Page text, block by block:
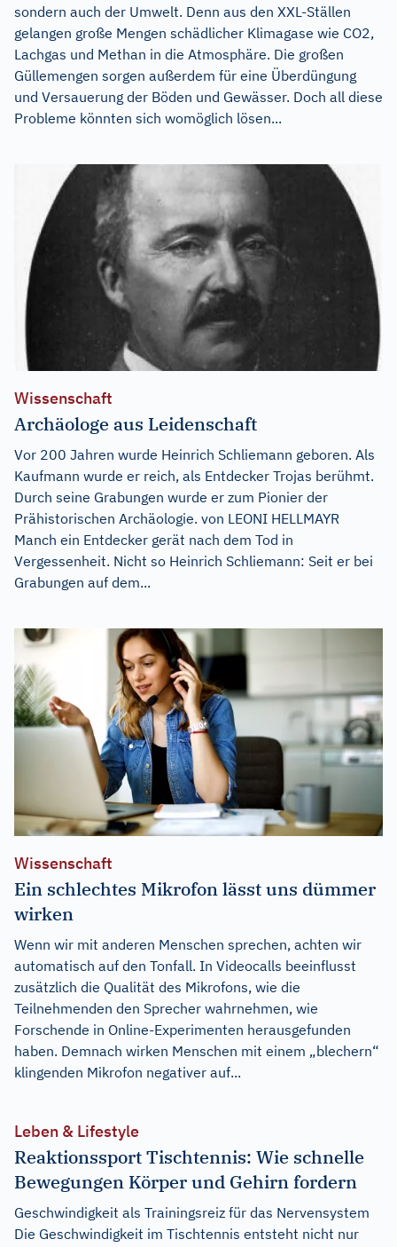
sondern auch der Umwelt. Denn aus den XXL-Ställen
gelangen große Mengen schädlicher Klimagase wie CO2,
Lachgas und Methan in die Atmosphäre. Die großen
Güllemengen sorgen außerdem für eine Überdüngung
und Versauerung der Böden und Gewässer. Doch all diese
Probleme könnten sich womöglich lösen...
Wissenschaft
Archäologe aus Leidenschaft
Vor 200 Jahren wurde Heinrich Schliemann geboren. Als
Kaufmann wurde er reich, als Entdecker Trojas berühmt.
Durch seine Grabungen wurde er zum Pionier der
Prähistorischen Archäologie. von LEONI HELLMAYR
Manch ein Entdecker gerät nach dem Tod in
Vergessenheit. Nicht so Heinrich Schliemann: Seit er bei
Grabungen auf dem...
Wissenschaft
Ein schlechtes Mikrofon lässt uns dümmer
wirken
Wenn wir mit anderen Menschen sprechen, achten wir
automatisch auf den Tonfall. In Videocalls beeinflusst
zusätzlich die Qualität des Mikrofons, wie die
Teilnehmenden den Sprecher wahrnehmen, wie
Forschende in Online-Experimenten herausgefunden
haben. Demnach wirken Menschen mit einem „blechern“
klingenden Mikrofon negativer auf...
Leben & Lifestyle
Reaktionssport Tischtennis: Wie schnelle
Bewegungen Körper und Gehirn fordern
Geschwindigkeit als Trainingsreiz für das Nervensystem
Die Geschwindigkeit im Tischtennis entsteht nicht nur